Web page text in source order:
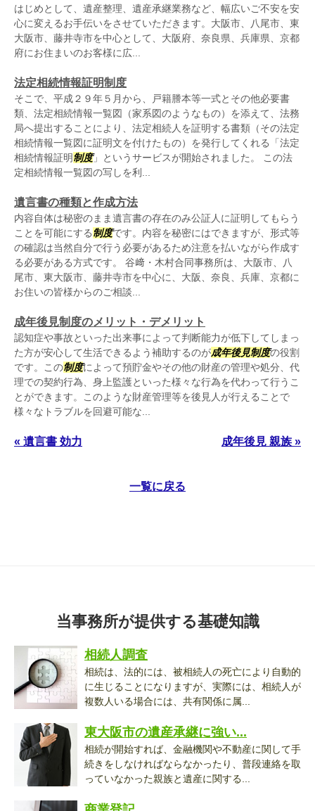
はじめとして、遺産整理、遺産承継業務など、幅広いご不安を安
心に変えるお手伝いをさせていただきます。大阪市、八尾市、東
大阪市、藤井寺市を中心として、大阪府、奈良県、兵庫県、京都
府にお住まいのお客様に広...
法定相続情報証明制度
そこで、平成２９年５月から、戸籍謄本等一式とその他必要書
類、法定相続情報一覧図（家系図のようなもの）を添えて、法務
局へ提出することにより、法定相続人を証明する書類（その法定
相続情報一覧図に証明文を付けたもの）を発行してくれる「法定
相続情報証明制度」というサービスが開始されました。 この法
定相続情報一覧図の写しを利...
遺言書の種類と作成方法
内容自体は秘密のまま遺言書の存在のみ公証人に証明してもらう
ことを可能にする制度です。内容を秘密にはできますが、形式等
の確認は当然自分で行う必要があるため注意を払いながら作成す
る必要がある方式です。 谷﨑・木村合同事務所は、大阪市、八
尾市、東大阪市、藤井寺市を中心に、大阪、奈良、兵庫、京都に
お住いの皆様からのご相談...
成年後見制度のメリット・デメリット
認知症や事故といった出来事によって判断能力が低下してしまっ
た方が安心して生活できるよう補助するのが成年後見制度の役割
です。この制度によって預貯金やその他の財産の管理や処分、代
理での契約行為、身上監護といった様々な行為を代わって行うこ
とができます。このような財産管理等を後見人が行えることで
様々なトラブルを回避可能な...
« 遺言書 効力 成年後見 親族 »
一覧に戻る
当事務所が提供する基礎知識
相続人調査
相続は、法的には、被相続人の死亡により自動的
に生じることになりますが、実際には、相続人が
複数人いる場合には、共有関係に属...
東大阪市の遺産承継に強い...
相続が開始すれば、金融機関や不動産に関して手
続きをしなければならなかったり、普段連絡を取
っていなかった親族と遺産に関する...